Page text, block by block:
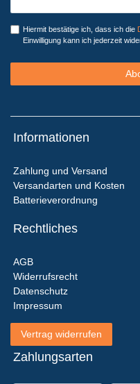
Hiermit bestätige ich, dass ich die
Einwilligung kann ich jederzeit
Informationen
Zahlung und Versand
Versandarten und Kosten
Batterieverordnung
Rechtliches
AGB
Widerrufsrecht
Datenschutz
Impressum
Vertrag widerrufen
Zahlungsarten